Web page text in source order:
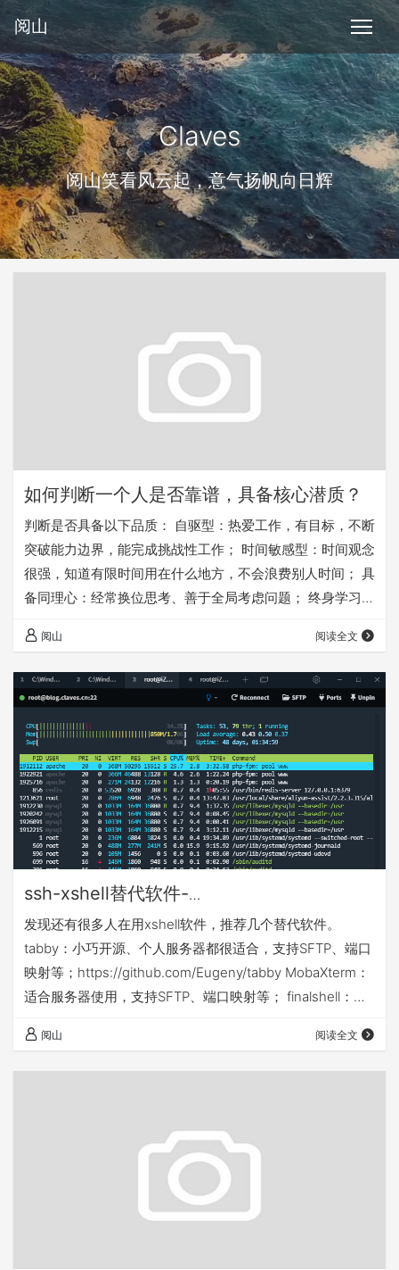
阅山
Claves
阅山笑看风云起，意气扬帆向日辉
如何判断一个人是否靠谱，具备核心潜质？
判断是否具备以下品质： 自驱型：热爱工作，有目标，不断
突破能力边界，能完成挑战性工作； 时间敏感型：时间观念
很强，知道有限时间用在什么地方，不会浪费别人时间； 具
备同理心：经常换位思考、善于全局考虑问题； 终身学习
阅山 阅读全文
ssh-xshell替代软件-
tabby/MobaXterm/finalshell
发现还有很多人在用xshell软件，推荐几个替代软件。
tabby：小巧开源、个人服务器都很适合，支持SFTP、端口
映射等；https://github.com/Eugeny/tabby MobaXterm：
适合服务器使用，支持SFTP、端口映射等； finalshell：适
阅山 阅读全文